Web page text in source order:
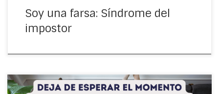
Soy una farsa: Síndrome del
impostor